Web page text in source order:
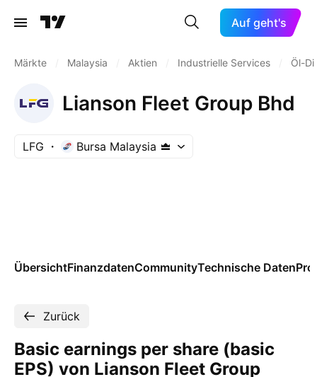
Auf geht's
Märkte Malaysia Aktien Industrielle Services Öl-
Lianson Fleet Group Bhd
LFG Bursa Malaysia
ÜbersichtFinanzdatenCommunityTechnische Daten
Zurück
Basic earnings per share (basic
EPS) von Lianson Fleet Group